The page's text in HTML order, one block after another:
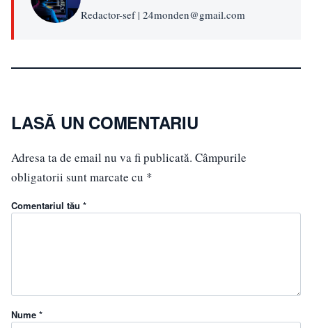
Redactor-sef | 24monden@gmail.com
LASĂ UN COMENTARIU
Adresa ta de email nu va fi publicată. Câmpurile
obligatorii sunt marcate cu *
Comentariul tău *
Nume *